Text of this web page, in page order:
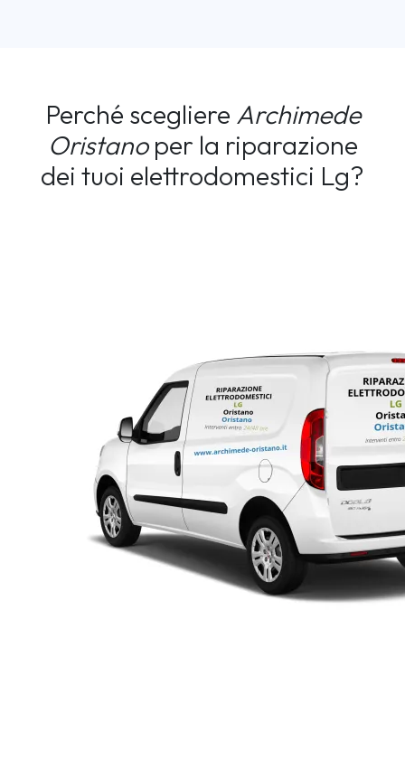
Perché scegliere Archimede
Oristanoper la riparazione
dei tuoi elettrodomestici Lg?